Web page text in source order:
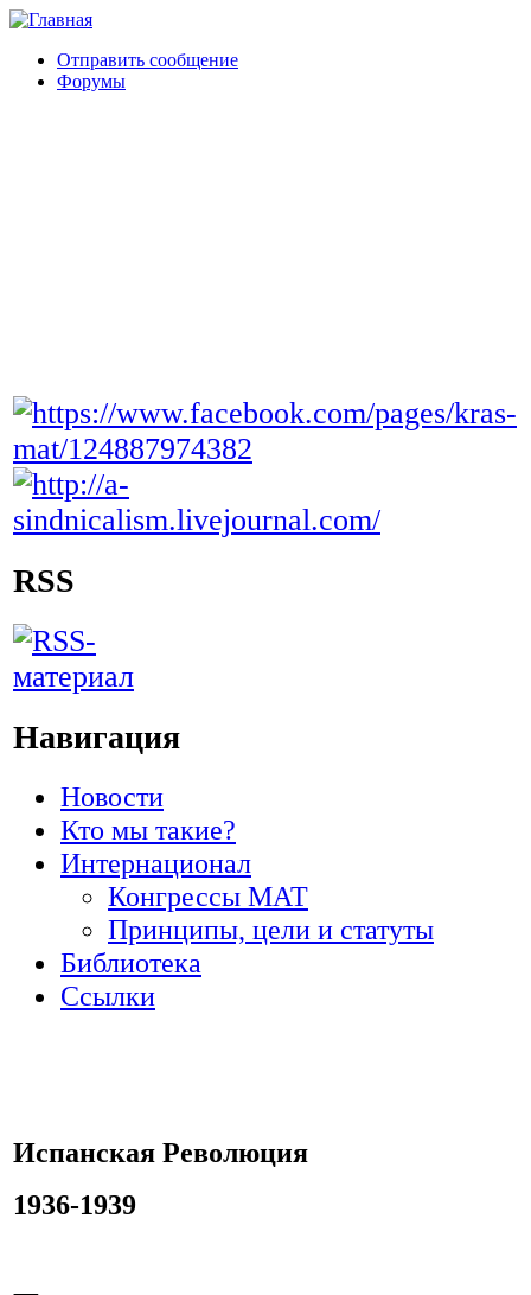
Отправить сообщение
Форумы
RSS
Навигация
Новости
Кто мы такие?
Интернационал
Конгрессы МАТ
Принципы, цели и статуты
Библиотека
Ссылки
Испанская Революция
1936-1939